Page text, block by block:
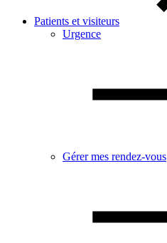
Patients et visiteurs
Urgence
Gérer mes rendez-vous